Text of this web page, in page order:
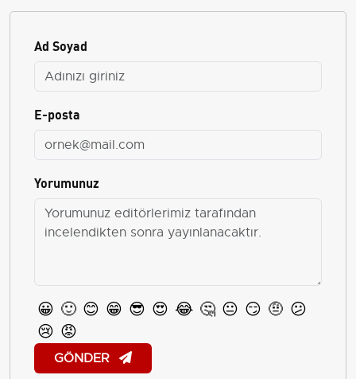
Ad Soyad
E-posta
Yorumunuz
😀 🙂 😊 😁 😎 😍 😂 🤔 😐 😏 🤨 😕
😢 😡
GÖNDER